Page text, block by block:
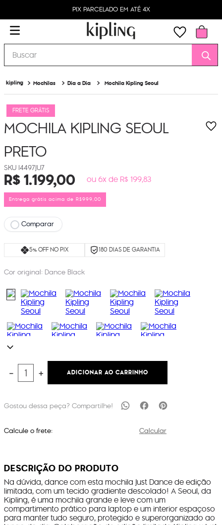
PIX PARCELADO EM ATÉ 4X
Buscar
Mochilas Dia a Dia Mochila Kipling Seoul
FRETE GRÁTIS
MOCHILA KIPLING SEOUL
PRETO
I4497JU7
R$1.199,00 ou 6x de R$ 199,83
Entrega grátis acima de R$999,00
Comparar
5% OFF NO PIX 180 DIAS DE GARANTIA
Cor original: Dance Black
＋
－ ADICIONAR AO CARRINHO
Calcule o frete: Calcular
DESCRIÇÃO DO PRODUTO
Na dúvida, dance com esta mochila Just Dance de edição
limitada, com um tecido gradiente descolado! A Seoul, da
Kipling, é uma mochila grande e leve com um
compartimento prático para laptop e um interior espaçoso
para manter tudo seguro, protegido e superorganizado ao